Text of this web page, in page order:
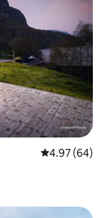
レビュー64
4.97 (64)